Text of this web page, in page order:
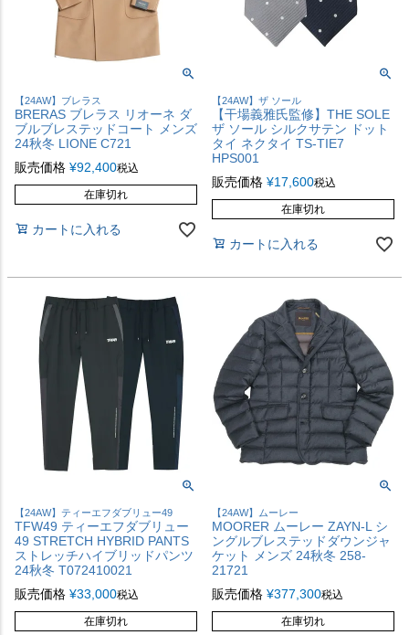
【24AW】ブレラス
BRERAS ブレラス リオーネ ダ
ブルブレステッドコート メンズ
24秋冬 LIONE C721
販売価格 ¥92,400税込
在庫切れ
カートに入れる
【24AW】ザ ソール
【干場義雅氏監修】THE SOLE
ザ ソール シルクサテン ドット
タイ ネクタイ TS-TIE7
HPS001
販売価格 ¥17,600税込
在庫切れ
カートに入れる
【24AW】ティーエフダブリュー49
TFW49 ティーエフダブリュー
49 STRETCH HYBRID PANTS
ストレッチハイブリッドパンツ
24秋冬 T072410021
販売価格 ¥33,000税込
在庫切れ
【24AW】ムーレー
MOORER ムーレー ZAYN-L シ
ングルブレステッドダウンジャ
ケット メンズ 24秋冬 258-
21721
販売価格 ¥377,300税込
在庫切れ